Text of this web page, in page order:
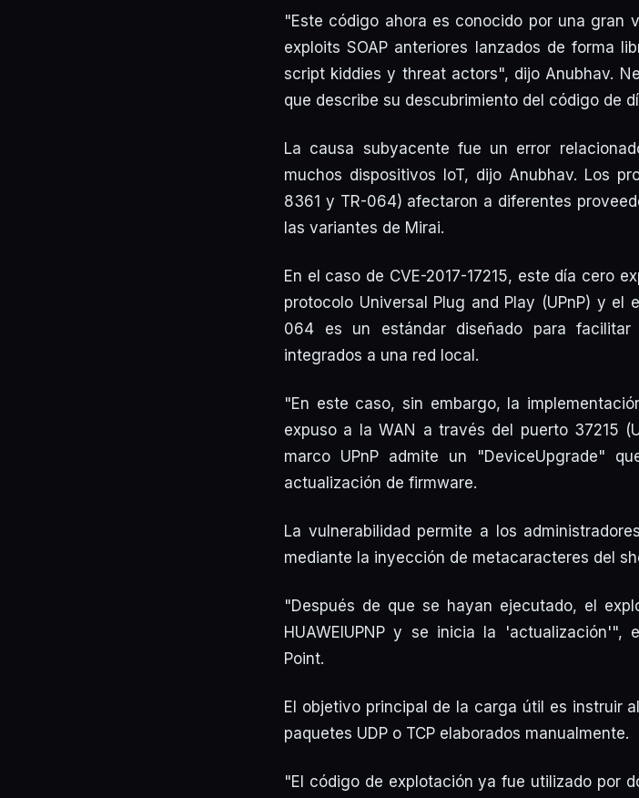
"Este código ahora es conocido por una gran
exploits SOAP anteriores lanzados de forma
script kiddies y threat actors", dijo Anubhav.
que describe su descubrimiento del código de
La causa subyacente fue un error
muchos dispositivos IoT, dijo Anubhav. Los
8361 y TR-064) afectaron a diferentes
las variantes de Mirai.
En el caso de CVE-2017-17215, este día cero
protocolo Universal Plug and Play (UPnP) y el
064 es un estándar diseñado para facilitar
integrados a una red local.
"En este caso, sin embargo, la
expuso a la WAN a través del puerto 37215
marco UPnP admite un "DeviceUpgrade"
actualización de firmware.
La vulnerabilidad permite a los
mediante la inyección de metacaracteres del
"Después de que se hayan ejecutado, el
HUAWEIUPNP y se inicia la 'actualización'",
Point.
El objetivo principal de la carga útil es instruir
paquetes UDP o TCP elaborados manualmente.
"El código de explotación ya fue utilizado por